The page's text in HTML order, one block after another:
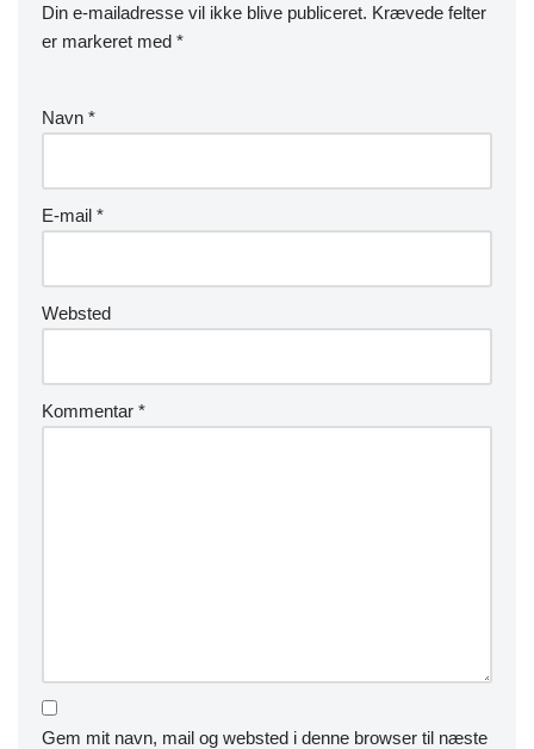
Din e-mailadresse vil ikke blive publiceret. Krævede felter
er markeret med *
Navn *
E-mail *
Websted
Kommentar *
Gem mit navn, mail og websted i denne browser til næste